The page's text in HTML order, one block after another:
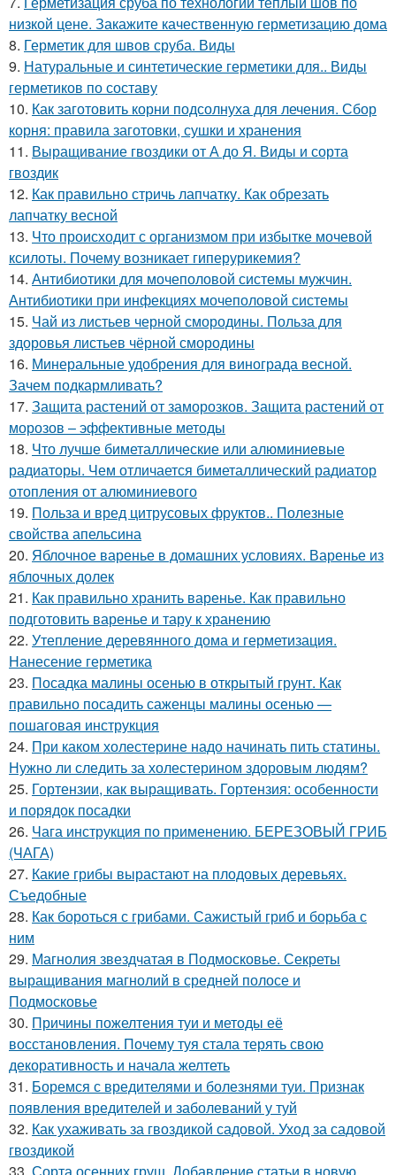
низкой цене. Закажите качественную герметизацию дома
8. Герметик для швов сруба. Виды
9. Натуральные и синтетические герметики для.. Виды
герметиков по составу
10. Как заготовить корни подсолнуха для лечения. Сбор
корня: правила заготовки, сушки и хранения
11. Выращивание гвоздики от А до Я. Виды и сорта
гвоздик
12. Как правильно стричь лапчатку. Как обрезать
лапчатку весной
13. Что происходит с организмом при избытке мочевой
ксилоты. Почему возникает гиперурикемия?
14. Антибиотики для мочеполовой системы мужчин.
Антибиотики при инфекциях мочеполовой системы
15. Чай из листьев черной смородины. Польза для
здоровья листьев чёрной смородины
16. Минеральные удобрения для винограда весной.
Зачем подкармливать?
17. Защита растений от заморозков. Защита растений от
морозов – эффективные методы
18. Что лучше биметаллические или алюминиевые
радиаторы. Чем отличается биметаллический радиатор
отопления от алюминиевого
19. Польза и вред цитрусовых фруктов.. Полезные
свойства апельсина
20. Яблочное варенье в домашних условиях. Варенье из
яблочных долек
21. Как правильно хранить варенье. Как правильно
подготовить варенье и тару к хранению
22. Утепление деревянного дома и герметизация.
Нанесение герметика
23. Посадка малины осенью в открытый грунт. Как
правильно посадить саженцы малины осенью —
пошаговая инструкция
24. При каком холестерине надо начинать пить статины.
Нужно ли следить за холестерином здоровым людям?
25. Гортензии, как выращивать. Гортензия: особенности
и порядок посадки
26. Чага инструкция по применению. БЕРЕЗОВЫЙ ГРИБ
(ЧАГА)
27. Какие грибы вырастают на плодовых деревьях.
Съедобные
28. Как бороться с грибами. Сажистый гриб и борьба с
ним
29. Магнолия звездчатая в Подмосковье. Секреты
выращивания магнолий в средней полосе и
Подмосковье
30. Причины пожелтения туи и методы её
восстановления. Почему туя стала терять свою
декоративность и начала желтеть
31. Боремся с вредителями и болезнями туи. Признак
появления вредителей и заболеваний у туй
32. Как ухаживать за гвоздикой садовой. Уход за садовой
гвоздикой
33. Сорта осенних груш. Добавление статьи в новую